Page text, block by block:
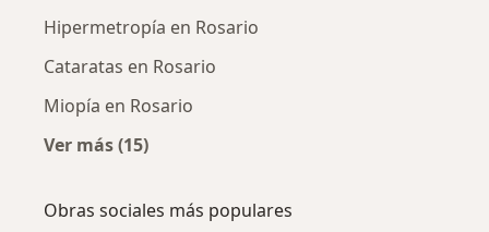
Hipermetropía en Rosario
Cataratas en Rosario
Miopía en Rosario
Ver más (15)
Obras sociales más populares